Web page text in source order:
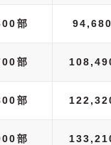
部 94,680
部
部
部